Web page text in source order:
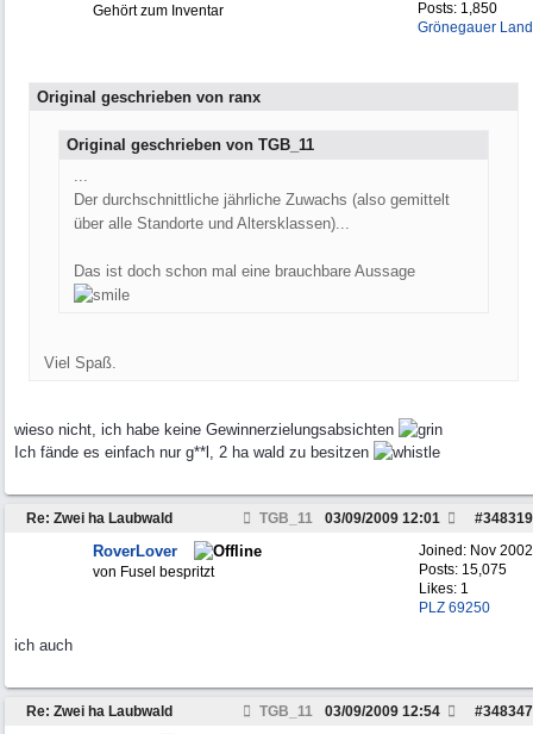
Posts: 1,850
Grönegauer Land
Gehört zum Inventar
Original geschrieben von ranx
Original geschrieben von TGB_11
...
Der durchschnittliche jährliche Zuwachs (also gemittelt
über alle Standorte und Altersklassen)...
Das ist doch schon mal eine brauchbare Aussage
Viel Spaß.
wieso nicht, ich habe keine Gewinnerzielungsabsichten
Ich fände es einfach nur g**l, 2 ha wald zu besitzen
Re: Zwei ha Laubwald TGB_11 #348319
03/09/2009 12:01
Joined: Nov 2002
Posts: 15,075
Likes: 1
PLZ 69250
RoverLover
von Fusel bespritzt
ich auch
Re: Zwei ha Laubwald TGB_11 #348347
03/09/2009 12:54